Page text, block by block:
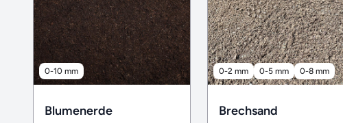
0-10 mm
Blumenerde
0-2 mm 0-5 mm 0-8 mm
Brechsand